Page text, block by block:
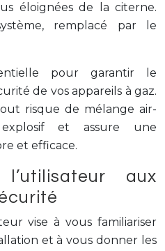
éloignées de la citerne.
remplacé par le
pour garantir le
de vos appareils à gaz.
risque de mélange air-
et assure une
et efficace.
aux
vise à vous familiariser
et à vous donner les